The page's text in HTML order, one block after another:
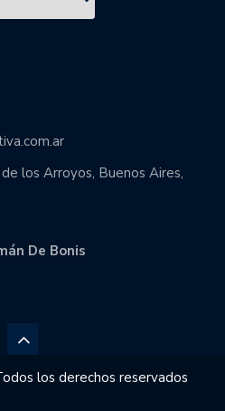
los Arroyos, Buenos Aires,
De Bonis
los derechos reservados